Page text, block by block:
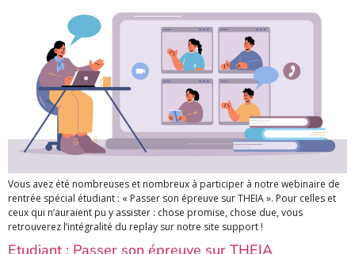
Vous avez été nombreuses et nombreux à participer à notre webinaire de
rentrée spécial étudiant : « Passer son épreuve sur THEIA ». Pour celles et
ceux qui n’auraient pu y assister : chose promise, chose due, vous
retrouverez l’intégralité du replay sur notre site support !
Etudiant : Passer son épreuve sur THEIA